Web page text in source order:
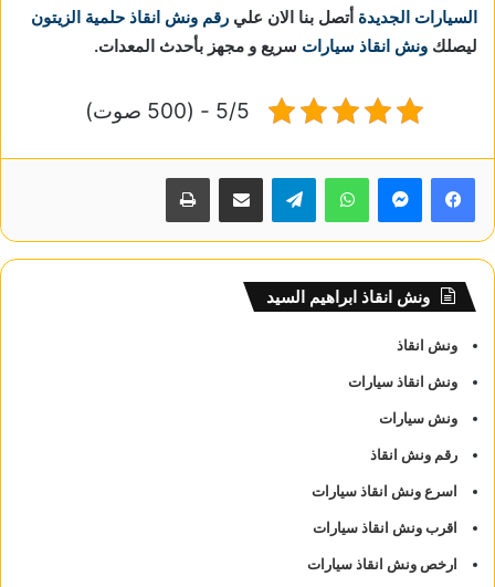
السيارات الجديدة أتصل بنا الان علي رقم ونش انقاذ حلمية الزيتون
ليصلك ونش انقاذ سيارات سريع و مجهز بأحدث المعدات.
5/5 - (500 صوت)
واتساب
ونش انقاذ ابراهيم السيد
ونش انقاذ
ونش انقاذ سيارات
ونش سيارات
رقم ونش انقاذ
اسرع ونش انقاذ سيارات
اقرب ونش انقاذ سيارات
ارخص ونش انقاذ سيارات